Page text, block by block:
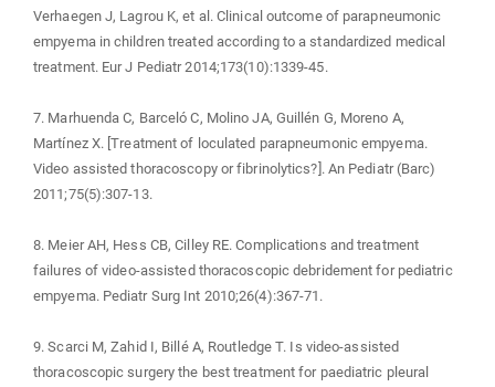
Verhaegen J, Lagrou K, et al. Clinical outcome of parapneumonic
empyema in children treated according to a standardized medical
treatment. Eur J Pediatr 2014;173(10):1339-45.
7. Marhuenda C, Barceló C, Molino JA, Guillén G, Moreno A,
Martínez X. [Treatment of loculated parapneumonic empyema.
Video assisted thoracoscopy or fibrinolytics?]. An Pediatr (Barc)
2011;75(5):307-13.
8. Meier AH, Hess CB, Cilley RE. Complications and treatment
failures of video-assisted thoracoscopic debridement for pediatric
empyema. Pediatr Surg Int 2010;26(4):367-71.
9. Scarci M, Zahid I, Billé A, Routledge T. Is video-assisted
thoracoscopic surgery the best treatment for paediatric pleural